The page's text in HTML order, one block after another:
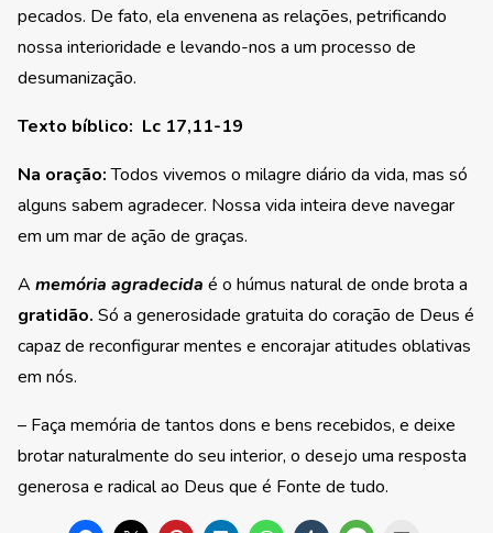
pecados. De fato, ela envenena as relações, petrificando
nossa interioridade e levando-nos a um processo de
desumanização.
Texto bíblico: Lc 17,11-19
Na oração:Todos vivemos o milagre diário da vida, mas só
alguns sabem agradecer. Nossa vida inteira deve navegar
em um mar de ação de graças.
A memória agradecida é o húmus natural de onde brota a
gratidão. Só a generosidade gratuita do coração de Deus é
capaz de reconfigurar mentes e encorajar atitudes oblativas
em nós.
– Faça memória de tantos dons e bens recebidos, e deixe
brotar naturalmente do seu interior, o desejo uma resposta
generosa e radical ao Deus que é Fonte de tudo.